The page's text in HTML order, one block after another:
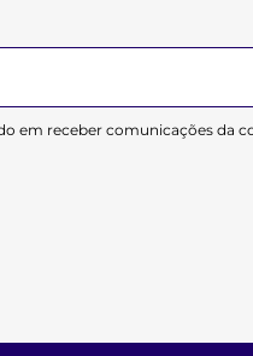
em receber comunicações da